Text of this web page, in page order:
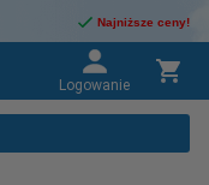
Najniższe ceny!
Logowanie